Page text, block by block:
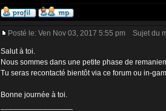
Posté le: Ven Nov 03, 2017 5:55 pm Sujet du
Salut à toi.
Nous sommes dans une petite phase de
Tu seras recontacté bientôt via ce forum ou in-
Bonne journée à toi.